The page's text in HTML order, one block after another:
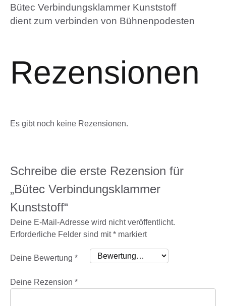
Bütec Verbindungsklammer Kunststoff
dient zum verbinden von Bühnenpodesten
Rezensionen
Es gibt noch keine Rezensionen.
Schreibe die erste Rezension für
„Bütec Verbindungsklammer
Kunststoff“
Deine E-Mail-Adresse wird nicht veröffentlicht.
Erforderliche Felder sind mit* markiert
Deine Bewertung *
Deine Rezension *